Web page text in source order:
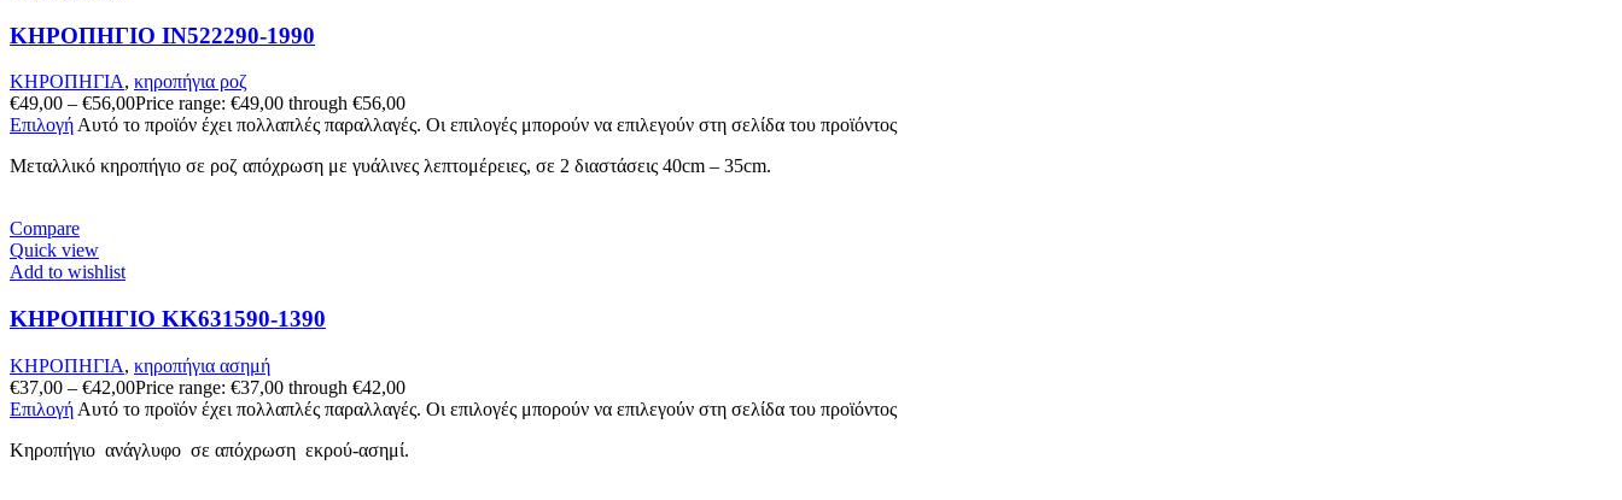
ΚΗΡΟΠΗΓΙΟ IN522290-1990
ΚΗΡΟΠΗΓΙΑ, κηροπήγια ροζ
€49,00 – €56,00Price range: €49,00 through €56,00
ΕπιλογήΑυτό το προϊόν έχει πολλαπλές παραλλαγές. Οι επιλογές μπορούν να επιλεγούν στη σελίδα του προϊόντος
Μεταλλικό κηροπήγιο σε ροζ απόχρωση με γυάλινες λεπτομέρειες, σε 2 διαστάσεις 40cm – 35cm.
Compare
Quick view
Add to wishlist
ΚΗΡΟΠΗΓΙΟ KK631590-1390
ΚΗΡΟΠΗΓΙΑ, κηροπήγια ασημή
€37,00 – €42,00Price range: €37,00 through €42,00
Επιλογή Αυτό το προϊόν έχει πολλαπλές παραλλαγές. Οι επιλογές μπορούν να επιλεγούν στη σελίδα του προϊόντος
Κηροπήγιο ανάγλυφo σε απόχρωση εκρού-ασημί.